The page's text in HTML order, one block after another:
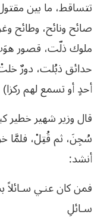
تتساقط، ما بين
صائح ونائح، وطائح
ملوك ذلّت، قصور
حدائقذبُلت، دورٌ
أحدٍأوتسمعلهمركزا)
قالوزيرشهيرخطير
سُجِنَ، ثمقُتِلْ، فلمَّا
أنشد:
فمنكانعنـيسـائلاً
سـائلِ